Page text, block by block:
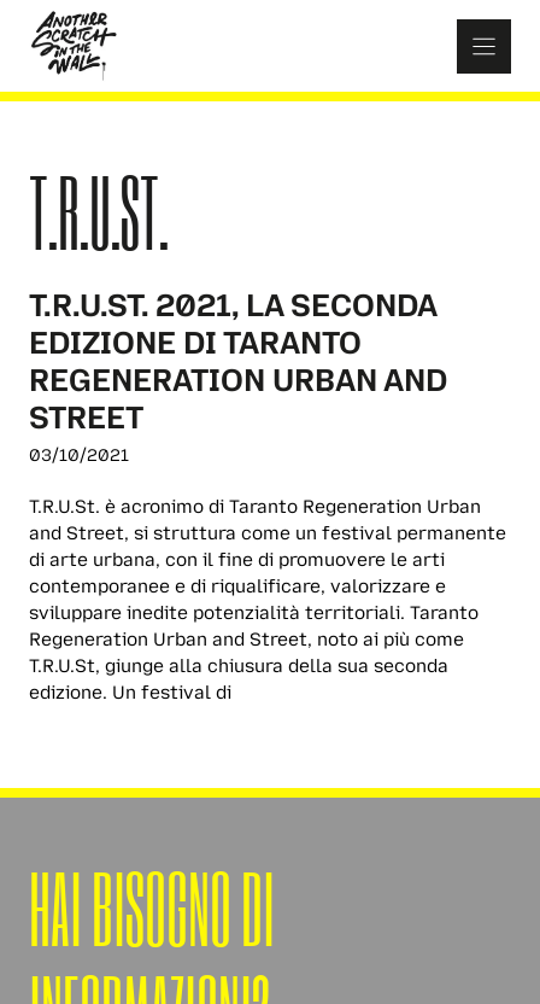
content
T.R.U.ST.
T.R.U.ST. 2021, LA SECONDA
EDIZIONE DI TARANTO
REGENERATION URBAN AND
STREET
03/10/2021
T.R.U.St. è acronimo di Taranto Regeneration Urban
and Street, si struttura come un festival permanente
di arte urbana, con il fine di promuovere le arti
contemporanee e di riqualificare, valorizzare e
sviluppare inedite potenzialità territoriali. Taranto
Regeneration Urban and Street, noto ai più come
T.R.U.St, giunge alla chiusura della sua seconda
edizione. Un festival di
HAI BISOGNO DI